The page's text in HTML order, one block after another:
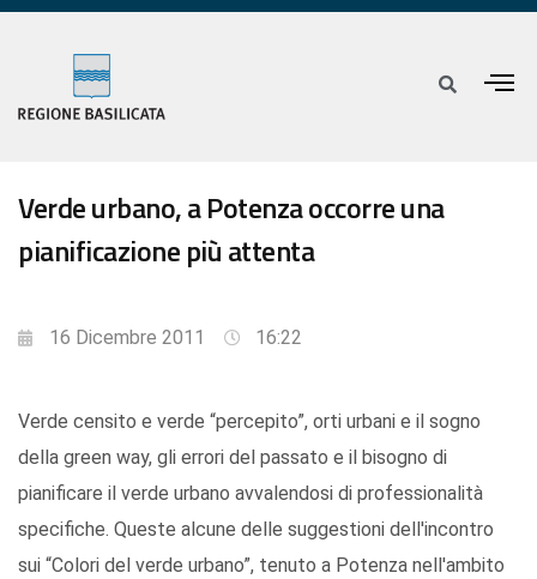
Verde urbano, a Potenza occorre una
pianificazione più attenta
16 Dicembre 2011 16:22
Verde censito e verde “percepito”, orti urbani e il sogno
della green way, gli errori del passato e il bisogno di
pianificare il verde urbano avvalendosi di professionalità
specifiche. Queste alcune delle suggestioni dell'incontro
sui “Colori del verde urbano”, tenuto a Potenza nell'ambito